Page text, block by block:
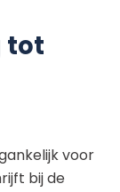
tot
voor
bij de